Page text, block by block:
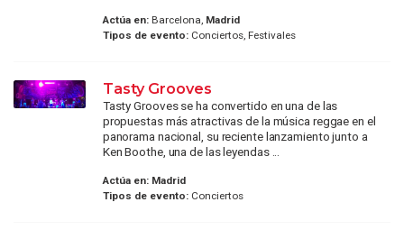
Actúa en:Barcelona, Madrid
Tipos de evento:Conciertos, Festivales
Tasty Grooves
Tasty Grooves se ha convertido en una de las
propuestas más atractivas de la música reggae en el
panorama nacional, su reciente lanzamiento junto a
Ken Boothe, una de las leyendas ...
Actúa en: Madrid
Tipos de evento:Conciertos